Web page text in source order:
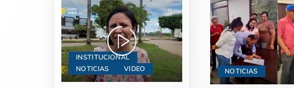
INSTITUCIONAL
NOTICIAS
VIDEO NOTICIAS